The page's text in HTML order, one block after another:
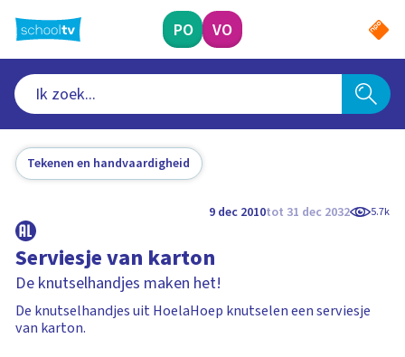
naar
hoofdinhoud
PO VO
Tekenen en handvaardigheid
9 dec 2010tot 31 dec 2032 5.7k
Serviesje van karton
De knutselhandjes maken het!
De knutselhandjes uit HoelaHoep knutselen een serviesje
van karton.